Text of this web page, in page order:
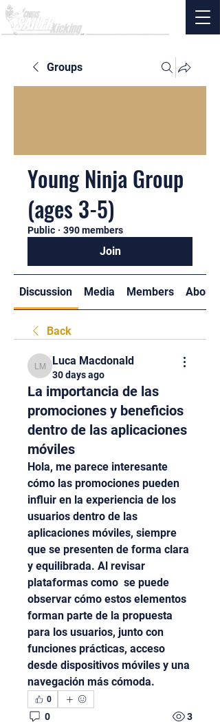
Groups
Young Ninja Group
(ages 3-5)
Public · 390 members
Join
Discussion Media Members About
Back
Luca Macdonald
Luca Macdonald
30 days ago
La importancia de las
promociones y beneficios
dentro de las aplicaciones
móviles
Hola, me parece interesante
cómo las promociones pueden
influir en la experiencia de los
usuarios dentro de las
aplicaciones móviles, siempre
que se presenten de forma clara
y equilibrada. Al revisar
plataformas como  se puede
observar cómo estos elementos
forman parte de la propuesta
para los usuarios, junto con
funciones prácticas, acceso
desde dispositivos móviles y una
navegación más cómoda.
0
0 3